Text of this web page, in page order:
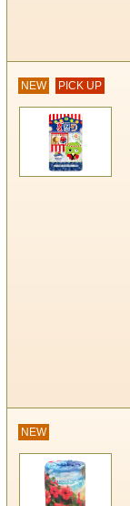
NEW PICK UP
NEW